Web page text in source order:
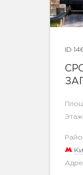
ID
показать ещё 30